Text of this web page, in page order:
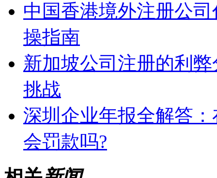
中国香港境外注册公
操指南
新加坡公司注册的利
挑战
深圳企业年报全解答
会罚款吗?